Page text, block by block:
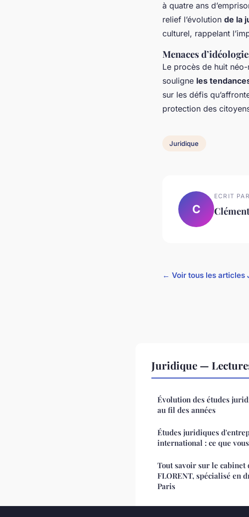
à quatre ans
relief l’évolution de la
culturel, rappelant
Menaces
Le procès de huit
souligne les
sur les défis
protection des
Juridique
C
ECRIT PAR
Clément
← Voir tous les articles
Juridique —
Évolution des études
au fil des années
Études juridiques
international : ce que
Tout savoir sur le cabinet
FLORENT, spécialisé en
Paris